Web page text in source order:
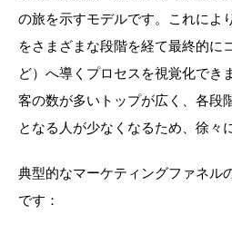
の旅を示すモデルです。これによ
をさまざまな段階を経て最終的に
ど）へ導くプロセスを視覚化でき
客の数が多いトップが広く、各段
となる人が少なくなるため、徐々
典型的なマーケティングファネル
です：